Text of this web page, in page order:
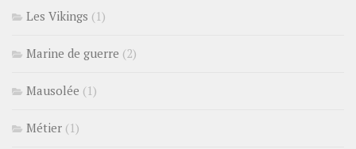
Les Vikings (1)
Marine de guerre (2)
Mausolée (1)
Métier (1)